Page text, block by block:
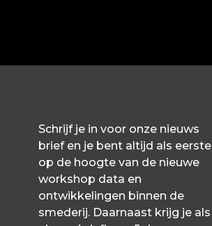
Schrijf je in voor onze nieuws
brief en je bent altijd als eerste
op de hoogte van de nieuwe
workshop data en
ontwikkelingen binnen de
smederij. Daarnaast krijg je als